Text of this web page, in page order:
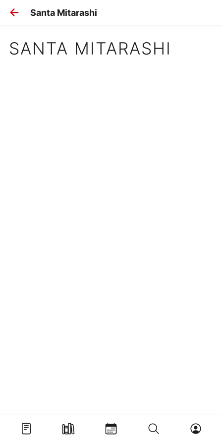
Santa Mitarashi
SANTA MITARASHI